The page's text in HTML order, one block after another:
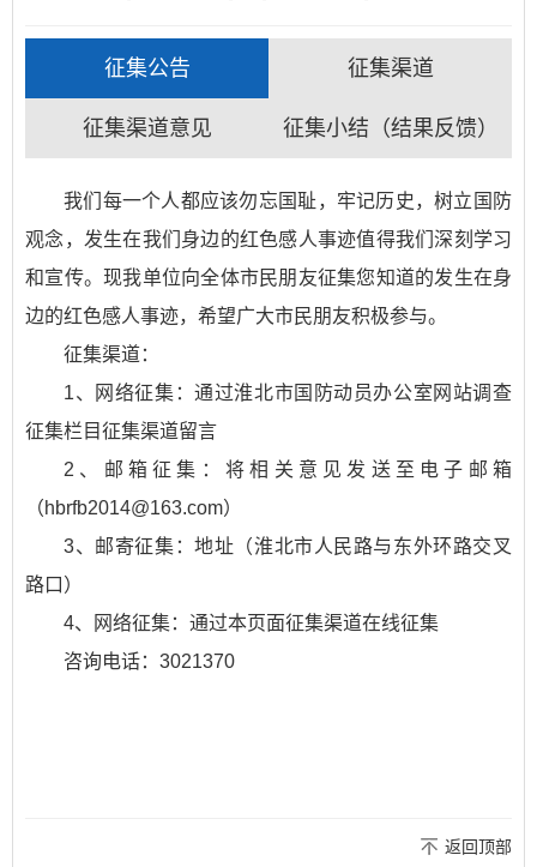
征集公告 征集渠道
征集渠道意见 征集小结（结果反馈）
我们每一个人都应该勿忘国耻，牢记历史，树立国防
观念，发生在我们身边的红色感人事迹值得我们深刻学习
和宣传。现我单位向全体市民朋友征集您知道的发生在身
边的红色感人事迹，希望广大市民朋友积极参与。
征集渠道：
1、网络征集：通过淮北市国防动员办公室网站调查
征集栏目征集渠道留言
2、邮箱征集：将相关意见发送至电子邮箱
（hbrfb2014@163.com）
3、邮寄征集：地址（淮北市人民路与东外环路交叉
路口）
4、网络征集：通过本页面征集渠道在线征集
咨询电话：3021370
返回顶部